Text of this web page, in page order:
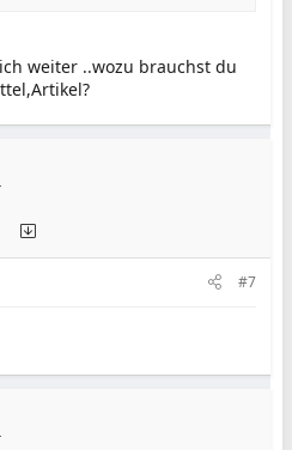
weiter ..wozu brauchst du
#7